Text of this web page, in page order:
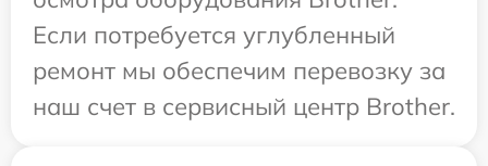
Если потребуется углубленный
ремонт мы обеспечим перевозку за
наш счет в сервисный центр Brother.